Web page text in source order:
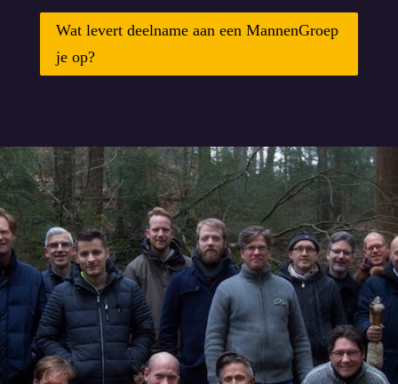
Wat levert deelname aan een MannenGroep
je op?